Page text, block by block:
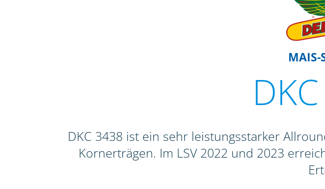
MAIS-
DKC 3438 ist ein sehr leistungsstarker
Kornerträgen. Im LSV 2022 und 2023